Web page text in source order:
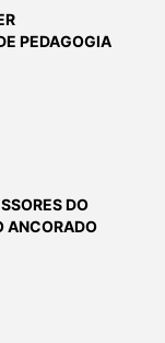
PEDAGOGIA
DO
ANCORADO